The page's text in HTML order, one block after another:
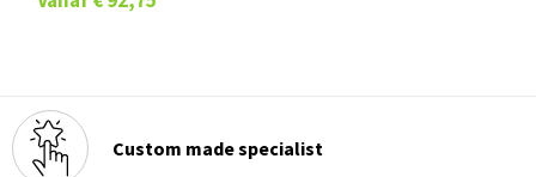
Custom made specialist